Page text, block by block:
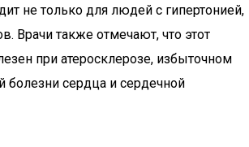
не только для людей с гипертонией,
Врачи также отмечают, что этот
при атеросклерозе, избыточном
болезни сердца и сердечной